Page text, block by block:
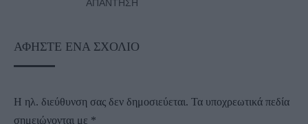
ΑΠΆΝΤΗΣΗ
ΑΦΉΣΤΕ ΈΝΑ ΣΧΌΛΙΟ
Η ηλ. διεύθυνση σας δεν δημοσιεύεται. Τα υποχρεωτικά πεδία
σημειώνονται με *